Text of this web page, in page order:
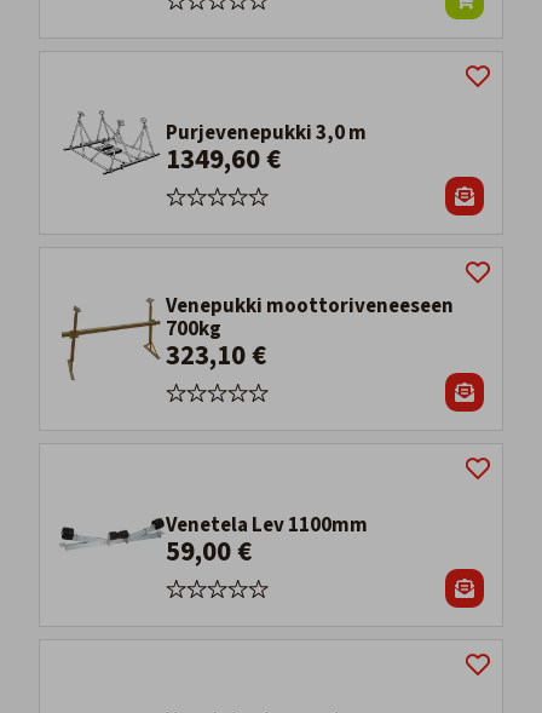
Purjevenepukki 3,0 m
1349,60 €
Venepukki moottoriveneeseen
700kg
323,10 €
Venetela Lev 1100mm
59,00 €